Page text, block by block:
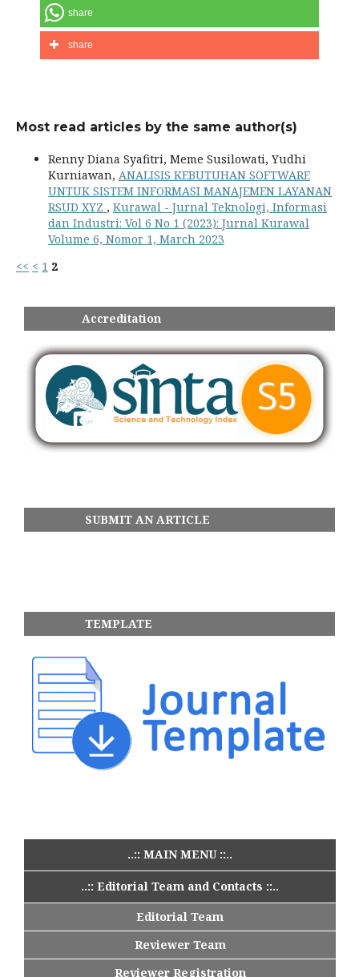
share
share
Most read articles by the same author(s)
Renny Diana Syafitri, Meme Susilowati, Yudhi
Kurniawan, ANALISIS KEBUTUHAN SOFTWARE
UNTUK SISTEM INFORMASI MANAJEMEN LAYANAN
RSUD XYZ , Kurawal - Jurnal Teknologi, Informasi
dan Industri: Vol 6 No 1 (2023): Jurnal Kurawal
Volume 6, Nomor 1, March 2023
<< < 1 2
Accreditation
SUBMIT AN ARTICLE
TEMPLATE
..:: MAIN MENU ::..
..:: Editorial Team and Contacts ::..
Editorial Team
Reviewer Team
Reviewer Registration